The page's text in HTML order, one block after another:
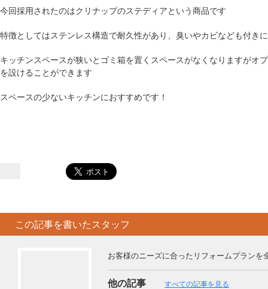
今回採用されたのはクリナップのステディアという商品です
特徴としてはステンレス構造で耐久性があり、臭いやカビなども付き
キッチンスペースが狭いとゴミ箱を置くスペースがなくなりますがオ
を設けることができます
スペースの少ないキッチンにおすすめです！
この記事を書いたスタッフ
お客様のニーズに合ったリフォームプランを
他の記事 すべての記事を見る